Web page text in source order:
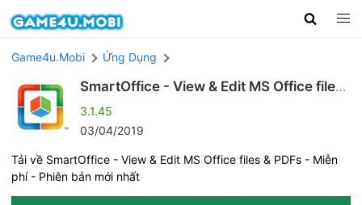
Game4u.Mobi Ứng Dụng
SmartOffice - View & Edit MS Office files
3.1.45
03/04/2019
Tải về SmartOffice - View & Edit MS Office files & PDFs - Miễn
phí - Phiên bản mới nhất